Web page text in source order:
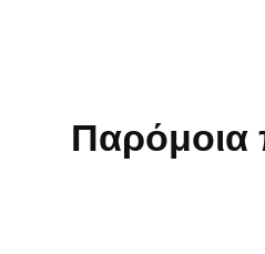
Παρόμοια